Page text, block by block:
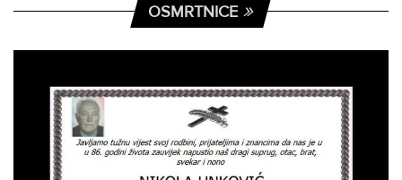
OSMRTNICE